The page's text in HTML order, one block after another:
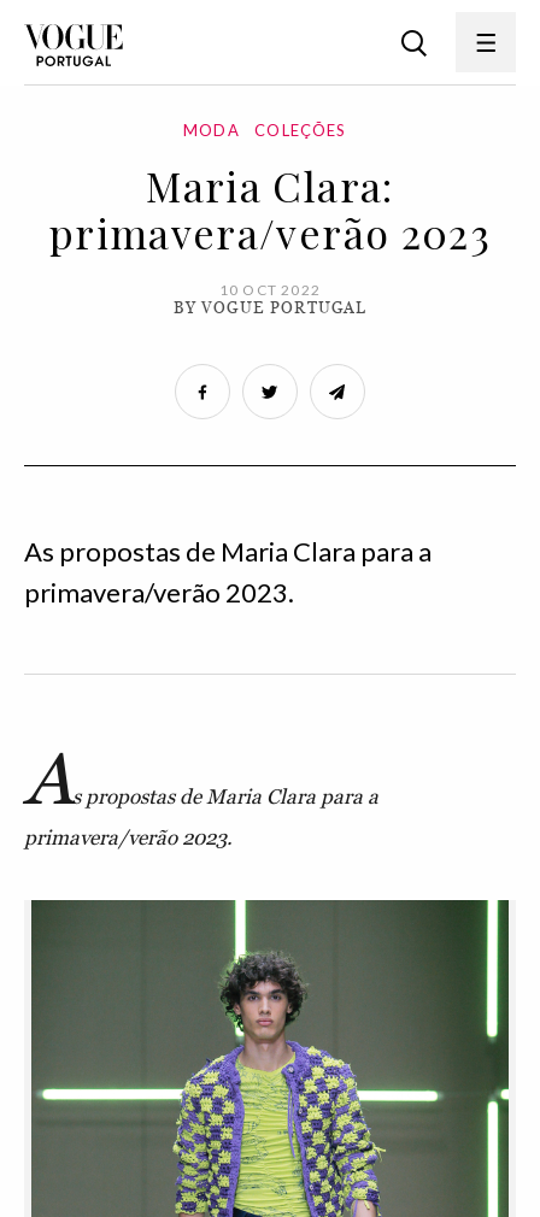
MODA COLEÇÕES
Maria Clara:
primavera/verão 2023
10 OCT 2022
BY VOGUE PORTUGAL
As propostas de Maria Clara para a
primavera/verão 2023.
As propostas de Maria Clara para a
primavera/verão 2023.